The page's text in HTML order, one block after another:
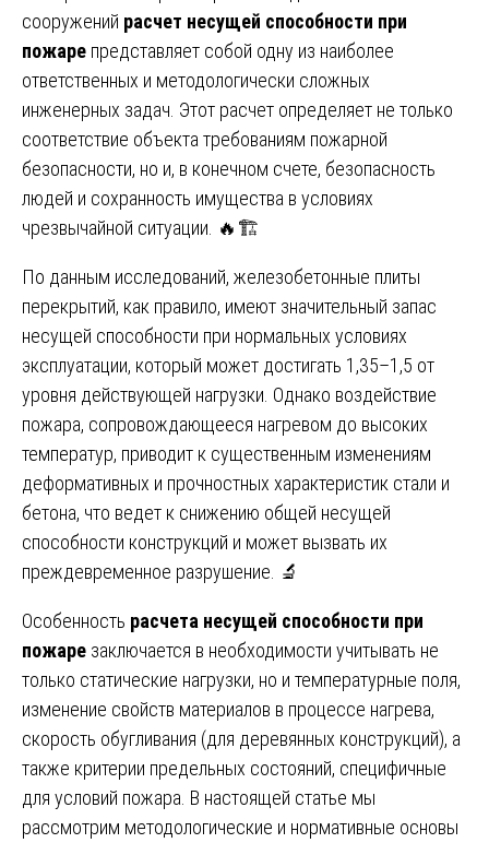
сооружений расчет несущей способности при
пожаре представляет собой одну из наиболее
ответственных и методологически сложных
инженерных задач. Этот расчет определяет не только
соответствие объекта требованиям пожарной
безопасности, но и, в конечном счете, безопасность
людей и сохранность имущества в условиях
чрезвычайной ситуации. 🔥🏗️
По данным исследований, железобетонные плиты
перекрытий, как правило, имеют значительный запас
несущей способности при нормальных условиях
эксплуатации, который может достигать 1,35–1,5 от
уровня действующей нагрузки. Однако воздействие
пожара, сопровождающееся нагревом до высоких
температур, приводит к существенным изменениям
деформативных и прочностных характеристик стали и
бетона, что ведет к снижению общей несущей
способности конструкций и может вызвать их
преждевременное разрушение. 🔬
Особенность расчета несущей способности при
пожаре заключается в необходимости учитывать не
только статические нагрузки, но и температурные поля,
изменение свойств материалов в процессе нагрева,
скорость обугливания (для деревянных конструкций), а
также критерии предельных состояний, специфичные
для условий пожара. В настоящей статье мы
рассмотрим методологические и нормативные основы